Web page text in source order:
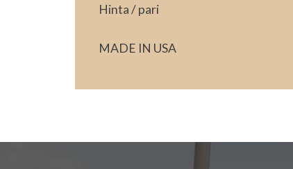
Hinta / pari
MADE IN USA